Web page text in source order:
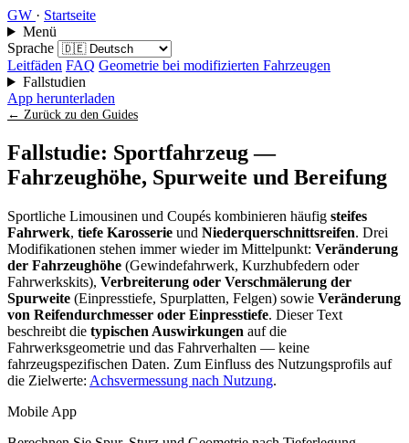
GW · Startseite
Menü
Sprache
Leitfäden FAQ Geometrie bei modifizierten Fahrzeugen
Fallstudien
App herunterladen
← Zurück zu den Guides
Fallstudie: Sportfahrzeug —
Fahrzeughöhe, Spurweite und Bereifung
Sportliche Limousinen und Coupés kombinieren häufig steifes
Fahrwerk, tiefe Karosserie und Niederquerschnittsreifen. Drei
Modifikationen stehen immer wieder im Mittelpunkt: Veränderung
der Fahrzeughöhe (Gewindefahrwerk, Kurzhubfedern oder
Fahrwerkskits), Verbreiterung oder Verschmälerung der
Spurweite (Einpresstiefe, Spurplatten, Felgen) sowie Veränderung
von Reifendurchmesser oder Einpresstiefe. Dieser Text
beschreibt die typischen Auswirkungen auf die
Fahrwerksgeometrie und das Fahrverhalten — keine
fahrzeugspezifischen Daten. Zum Einfluss des Nutzungsprofils auf
die Zielwerte: Achsvermessung nach Nutzung.
Mobile App